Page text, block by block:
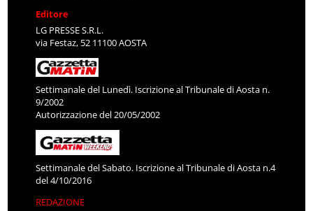
Editore
LG PRESSE S.R.L.
via Festaz, 52 11100 AOSTA
Settimanale del Lunedì. Iscrizione al Tribunale di Aosta n.
9/2002
Autorizzazione del 20/05/2002
Settimanale del Sabato. Iscrizione al Tribunale di Aosta n.4
del 4/10/2016
REDAZIONE